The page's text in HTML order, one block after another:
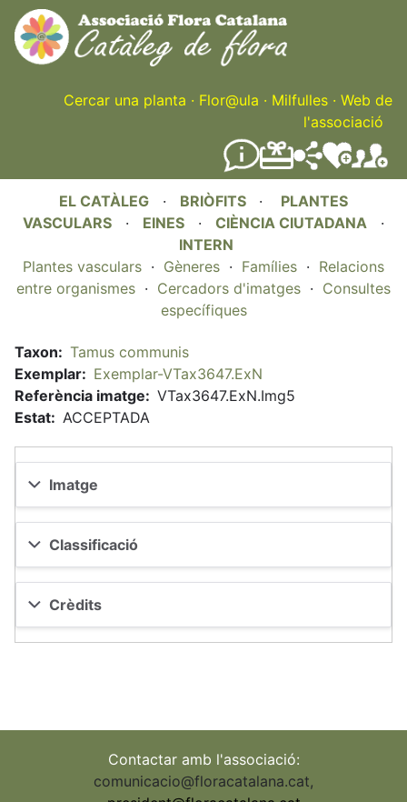
Skip
to
main
content
Cercar una planta · Flor@ula · Milfulles · Web de
l'associació
EL CATÀLEG · BRIÒFITS · PLANTES
VASCULARS · EINES · CIÈNCIA CIUTADANA ·
INTERN
Plantes vasculars · Gèneres · Famílies · Relacions
entre organismes · Cercadors d'imatges · Consultes
específiques
Taxon
Tamus communis
Exemplar
Exemplar-VTax3647.ExN
Referència imatge
VTax3647.ExN.Img5
Estat
ACCEPTADA
Imatge
Classificació
Crèdits
Contactar amb l'associació:
comunicacio@floracatalana.cat,